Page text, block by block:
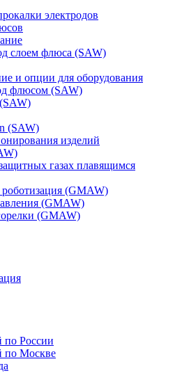
электродов
слоем флюса (SAW)
и опции для оборудования
флюсом (SAW)
(SAW)
изделий
газах плавящимся
(GMAW)
(GMAW)
(GMAW)
по России
по Москве